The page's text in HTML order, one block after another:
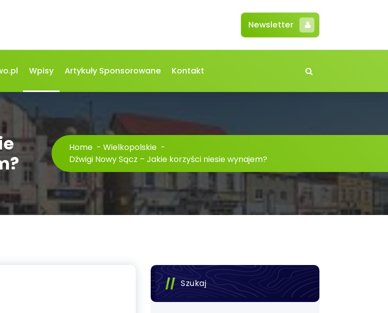
Newsletter
Wpisy Artykuły Sponsorowane Kontakt
Home - Wielkopolskie -
Dźwigi Nowy Sącz – Jakie korzyści niesie wynajem?
Szukaj